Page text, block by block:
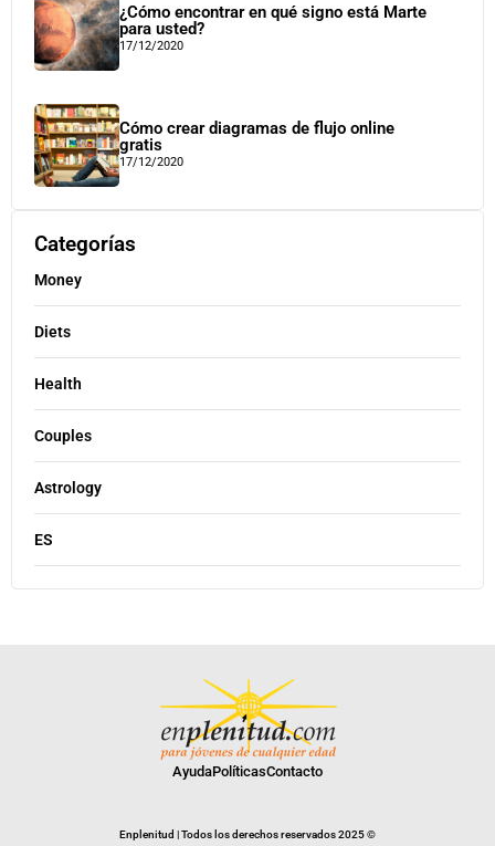
¿Cómo encontrar en qué signo está Marte
para usted?
17/12/2020
Cómo crear diagramas de flujo online
gratis
17/12/2020
Categorías
Money
Diets
Health
Couples
Astrology
ES
AyudaPolíticasContacto
Enplenitud | Todos los derechos reservados 2025 ©